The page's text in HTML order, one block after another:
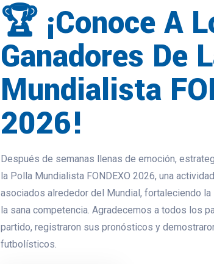
🏆 ¡Conoce A
Ganadores De
Mundialista
2026!
Después de semanas llenas de emoción,
la Polla Mundialista FONDEXO 2026, una
asociados alrededor del Mundial, fortaleciendo
la sana competencia. Agradecemos a todos los
partido, registraron sus pronósticos y
futbolísticos.